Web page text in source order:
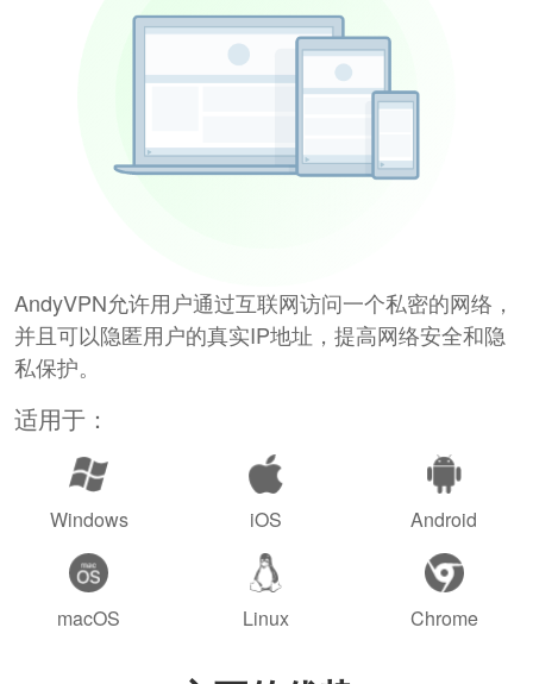
AndyVPN允许用户通过互联网访问一个私密的网络，
并且可以隐匿用户的真实IP地址，提高网络安全和隐
私保护。
适用于：
Windows iOS Android
macOS Linux Chrome